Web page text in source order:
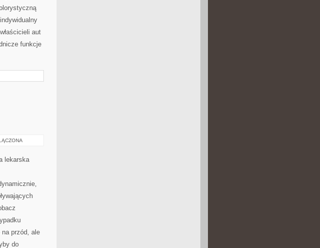
aut
funkcje
lekarska
przód, ale
do